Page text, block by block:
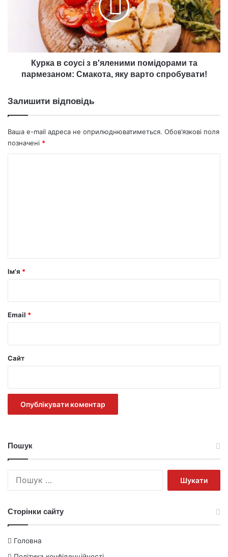
в'яленими
помідорами
пармезаном:
Смакота,
варто
Курка в соусі з в'яленими помідорами та
пармезаном: Смакота, яку варто спробувати!
Залишити відповідь
Ваша e-mail адреса не оприлюднюватиметься. Обов’язкові поля
позначені *
рІм'я *
Email *
Сайт
Пошук
Сторінки сайту
Головна